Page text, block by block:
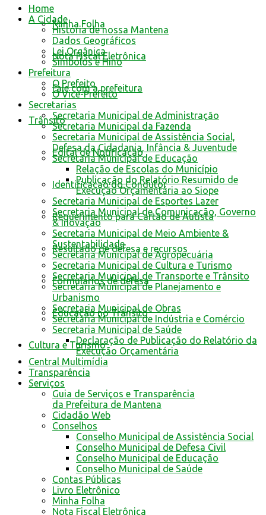
Minha Folha
Nota Fiscal Eletrônica
Fale com a prefeitura
Trânsito
Edital de Notificação
Identificacao do Condutor
Requerimento para Cartão de Autista
Resultado de defesa e recursos
Formulários de defesa
Educação no Trânsito
Cultura e Turismo
Home
A Cidade
História de nossa Mantena
Dados Geográficos
Lei Orgânica
Símbolos e Hino
Prefeitura
O Prefeito
O Vice-Prefeito
Secretarias
Secretaria Municipal de Administração
Secretaria Municipal da Fazenda
Secretaria Municipal de Assistência Social,
Defesa da Cidadania, Infância & Juventude
Secretaria Municipal de Educação
Relação de Escolas do Município
Publicação do Relatório Resumido de
Execução Orçamentária ao Siope
Secretaria Municipal de Esportes Lazer
Secretaria Municipal de Comunicação, Governo
& Inovação
Secretaria Municipal de Meio Ambiente &
Sustentabilidade
Secretaria Municipal de Agropecuária
Secretaria Municipal de Cultura e Turismo
Secretaria Municipal de Transporte e Trânsito
Secretaria Municipal de Planejamento e
Urbanismo
Secretaria Municipal de Obras
Secretaria Municipal de Indústria e Comércio
Secretaria Municipal de Saúde
Declaração de Publicação do Relatório da
Execução Orçamentária
Central Multimídia
Transparência
Serviços
Guia de Serviços e Transparência
da Prefeitura de Mantena
Cidadão Web
Conselhos
Conselho Municipal de Assistência Social
Conselho Municipal de Defesa Civil
Conselho Municipal de Educação
Conselho Municipal de Saúde
Contas Públicas
Livro Eletrônico
Minha Folha
Nota Fiscal Eletrônica